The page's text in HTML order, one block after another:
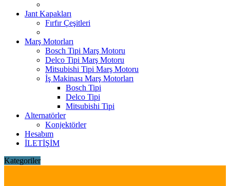
Jant Kapakları
Fırfır Çeşitleri
Marş Motorları
Bosch Tipi Marş Motoru
Delco Tipi Marş Motoru
Mitsubishi Tipi Marş Motoru
İş Makinası Marş Motorları
Bosch Tipi
Delco Tipi
Mitsubishi Tipi
Alternatörler
Konjektörler
Hesabım
İLETİŞİM
Kategoriler